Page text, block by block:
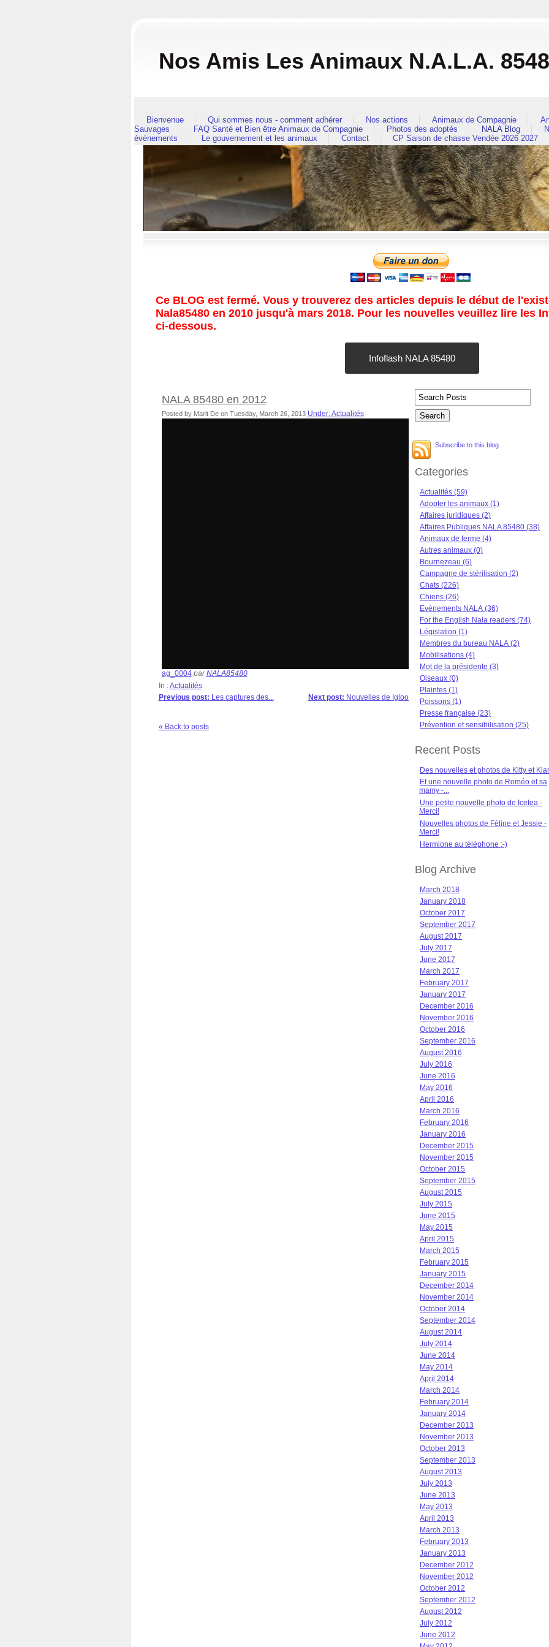
Nos Amis Les Animaux N.A.L.A.
Bienvenue Qui sommes nous - comment adhérer Nos actions Animaux de Compagnie
Sauvages
FAQ Santé et Bien être Animaux de Compagnie Photos des adoptés NALA Blog
événements
Le gouvernement et les animaux Contact CP Saison de chasse Vendée 2026 2027
Ce BLOG est fermé. Vous y trouverez des articles depuis le début de
Nala85480 en 2010 jusqu'à mars 2018. Pour les nouvelles veuillez lire les
ci-dessous.
Infoflash NALA 85480
NALA 85480 en 2012
Posted by Marit De on Tuesday, March 26, 2013 Under: Actualités
ag_0004 parNALA85480
In :Actualités
Next post: Nouvelles de Igloo
Previous post: Les captures des...
« Back to posts
Subscribe to this blog
Categories
Actualités (59)
Adopter les animaux (1)
Affaires juridiques (2)
Affaires Publiques NALA 85480 (38)
Animaux de ferme (4)
Autres animaux (0)
Bournezeau (6)
Campagne de stérilisation (2)
Chats (226)
Chiens (26)
Evènements NALA (36)
For the English Nala readers (74)
Législation (1)
Membres du bureau NALA (2)
Mobilisations (4)
Mot de la présidente (3)
Oiseaux (0)
Plaintes (1)
Poissons (1)
Presse française (23)
Prévention et sensibilisation (25)
Recent Posts
Des nouvelles et photos de Kitty et
Et une nouvelle photo de Roméo et sa
mamy -...
Une petite nouvelle photo de Icetea -
Merci!
Nouvelles photos de Féline et Jessie -
Merci!
Hermione au téléphone ;-)
Blog Archive
March 2018
January 2018
October 2017
September 2017
August 2017
July 2017
June 2017
March 2017
February 2017
January 2017
December 2016
November 2016
October 2016
September 2016
August 2016
July 2016
June 2016
May 2016
April 2016
March 2016
February 2016
January 2016
December 2015
November 2015
October 2015
September 2015
August 2015
July 2015
June 2015
May 2015
April 2015
March 2015
February 2015
January 2015
December 2014
November 2014
October 2014
September 2014
August 2014
July 2014
June 2014
May 2014
April 2014
March 2014
February 2014
January 2014
December 2013
November 2013
October 2013
September 2013
August 2013
July 2013
June 2013
May 2013
April 2013
March 2013
February 2013
January 2013
December 2012
November 2012
October 2012
September 2012
August 2012
July 2012
June 2012